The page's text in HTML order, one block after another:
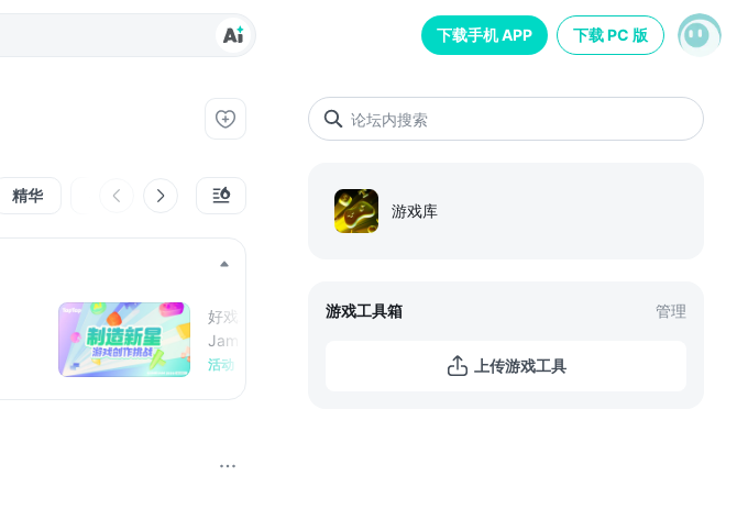
下载手机 APP 下载 PC 版
精华 视频 技术交流 运营妙招
好戏就位！「制造新星 Game
Jam」第3期启幕，一起玩转叙事
演出！
活动
游戏库
游戏工具箱 管理
上传游戏工具